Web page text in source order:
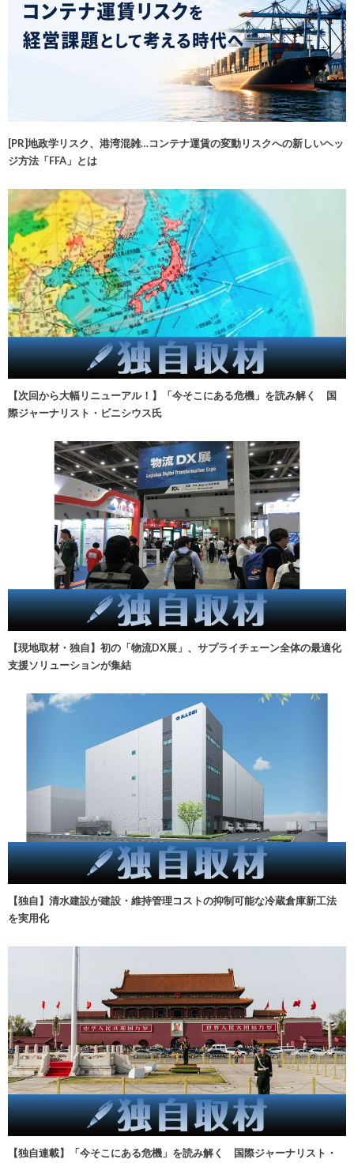
[PR]地政学リスク、港湾混雑…コンテナ運賃の変動リスクへの新しいヘッ
ジ方法「FFA」とは
【次回から大幅リニューアル！】「今そこにある危機」を読み解く 国
際ジャーナリスト・ビニシウス氏
【現地取材・独自】初の「物流DX展」、サプライチェーン全体の最適化
支援ソリューションが集結
【独自】清水建設が建設・維持管理コストの抑制可能な冷蔵倉庫新工法
を実用化
【独自連載】「今そこにある危機」を読み解く 国際ジャーナリスト・